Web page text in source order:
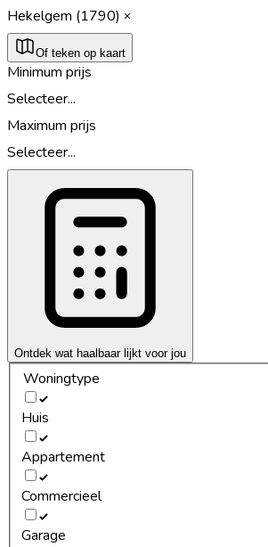
Hekelgem (1790)
Of teken op kaart
Minimum prijs
Selecteer...
Maximum prijs
Selecteer...
Ontdek wat haalbaar lijkt voor jou
Woningtype
Huis
Appartement
Commercieel
Garage